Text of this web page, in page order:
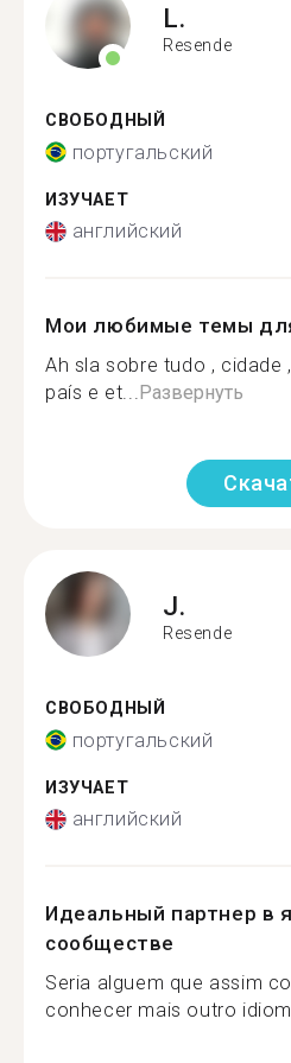
L.
Resende
СВОБОДНЫЙ
португальский
ИЗУЧАЕТ
английский
Мои любимые темы
Ah sla sobre tudo , cidade
país e et...Развернуть
J.
Resende
СВОБОДНЫЙ
португальский
ИЗУЧАЕТ
английский
Идеальный партнер в
сообществе
Seria alguem que assim
conhecer mais outro